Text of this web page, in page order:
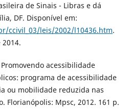
de Sinais - Libras e dá
DF. Disponível em:
ccivil_03/leis/2002/l10436.htm.
acessibilidade
programa de acessibilidade
ou mobilidade reduzida nas
Florianópolis: Mpsc, 2012. 161 p.